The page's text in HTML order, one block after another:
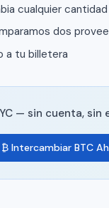
cualquier cantidad
dos
a tu billetera
— sin cuenta, sin
₿ Intercambiar BTC